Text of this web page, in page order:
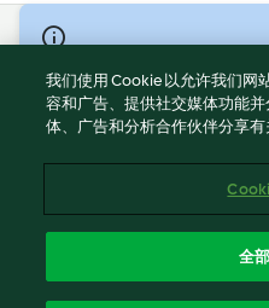
© Copyright 2021-2023 福维克
2026
使用规定
Cookies
ICP许可证号：沪通信管自贸
我们使用 Cookie 以允许我们网
容和广告、提供社交媒体功能
体、广告和分析合作伙伴分享有
全